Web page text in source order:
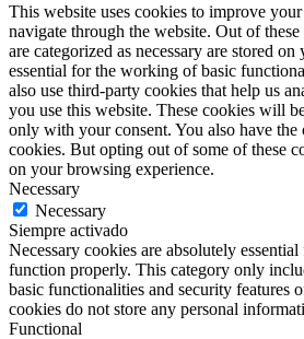
This website uses cookies to improve
navigate through the website. Out of
are categorized as necessary are stored
essential for the working of basic
also use third-party cookies that help us
you use this website. These cookies will
only with your consent. You also have
cookies. But opting out of some of these
on your browsing experience.
Necessary
Necessary
Siempre activado
Necessary cookies are absolutely
function properly. This category only
basic functionalities and security features
cookies do not store any personal
Functional